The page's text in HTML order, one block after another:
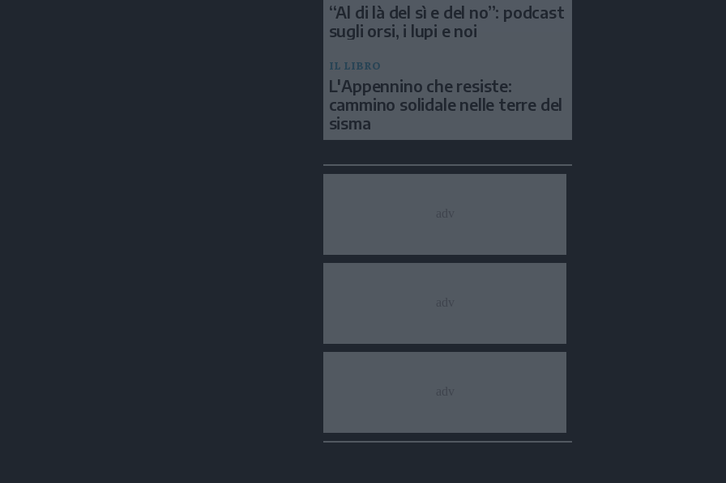
“Al di là del sì e del no”: podcast
sugli orsi, i lupi e noi
IL LIBRO
L'Appennino che resiste:
cammino solidale nelle terre del
sisma